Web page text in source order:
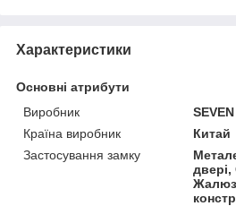
Характеристики
Основні атрибути
Виробник
Країна виробник
Китай
Застосування замку
двері,